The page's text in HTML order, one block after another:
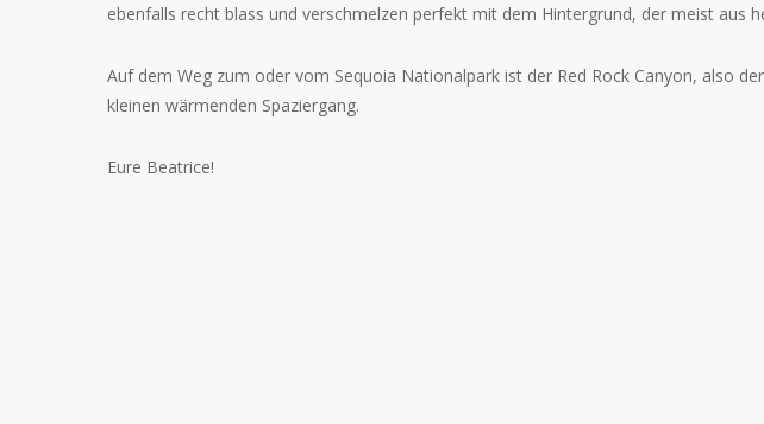
ebenfalls recht blass und verschmelzen perfekt mit dem Hintergrund, der meist aus
Auf dem Weg zum oder vom Sequoia Nationalpark ist der Red Rock Canyon, also
kleinen wärmenden Spaziergang.
Eure Beatrice!